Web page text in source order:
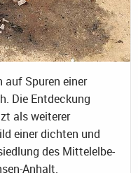
auf Spuren einer
Die Entdeckung
als weiterer
einer dichten und
des Mittelelbe-
Anhalt.